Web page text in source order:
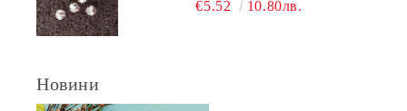
€5.52 10.80лв.
Новини